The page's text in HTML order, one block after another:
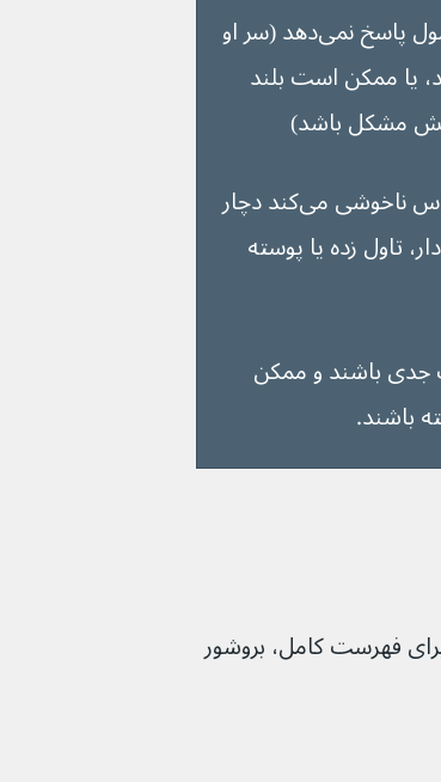
یک کودک شُل و ول است یا طبق معمول پاسخ نمی‌دهد (سر او
یا ممکن است بلند
مشکل باشد)
همچنین ممکن است شما یا فردی که احساس ناخوشی می‌کند دچار
تاول زده یا پوسته
آلرژیک جدی باشند و ممکن
باشند.
فهرست کامل، بروشور